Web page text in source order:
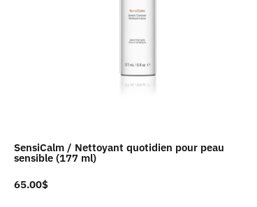
SensiCalm / Nettoyant quotidien pour peau
sensible (177 ml)
65.00$